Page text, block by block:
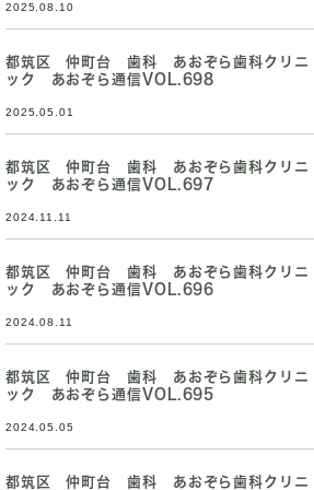
2025.08.10
都筑区 仲町台 歯科 あおぞら歯科クリニ
ック あおぞら通信VOL.698
2025.05.01
都筑区 仲町台 歯科 あおぞら歯科クリニ
ック あおぞら通信VOL.697
2024.11.11
都筑区 仲町台 歯科 あおぞら歯科クリニ
ック あおぞら通信VOL.696
2024.08.11
都筑区 仲町台 歯科 あおぞら歯科クリニ
ック あおぞら通信VOL.695
2024.05.05
都筑区 仲町台 歯科 あおぞら歯科クリニ